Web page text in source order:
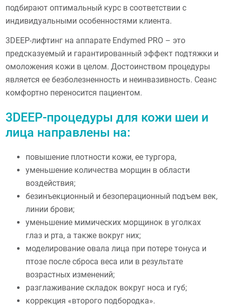
подбирают оптимальный курс в соответствии с
индивидуальными особенностями клиента.
3DEEP-лифтинг на аппарате Endymed PRO – это
предсказуемый и гарантированный эффект подтяжки и
омоложения кожи в целом. Достоинством процедуры
является ее безболезненность и неинвазивность. Сеанс
комфортно переносится пациентом.
3DEEP-процедуры для кожи шеи и
лица направлены на:
повышение плотности кожи, ее тургора,
уменьшение количества морщин в области
воздействия;
безинъекционный и безоперационный подъем век,
линии брови;
уменьшение мимических морщинок в уголках
глаз и рта, а также вокруг них;
моделирование овала лица при потере тонуса и
птозе после сброса веса или в результате
возрастных изменений;
разглаживание складок вокруг носа и губ;
коррекция «второго подбородка».